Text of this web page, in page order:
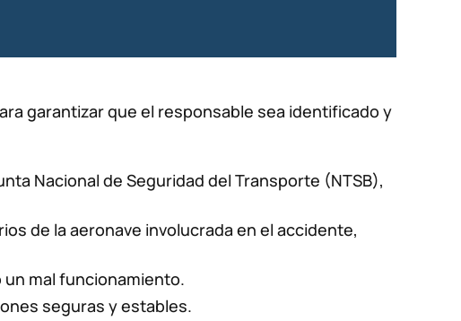
garantizar que el responsable sea identificado y
Nacional de Seguridad del Transporte (NTSB),
de la aeronave involucrada en el accidente,
mal funcionamiento.
seguras y estables.